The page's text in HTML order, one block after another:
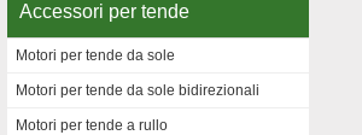
Accessori per tende
Motori per tende da sole
Motori per tende da sole bidirezionali
Motori per tende a rullo